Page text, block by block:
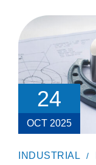
24
OCT 2025
INDUSTRIAL